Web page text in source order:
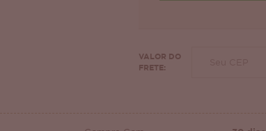
VALOR DO
FRETE: